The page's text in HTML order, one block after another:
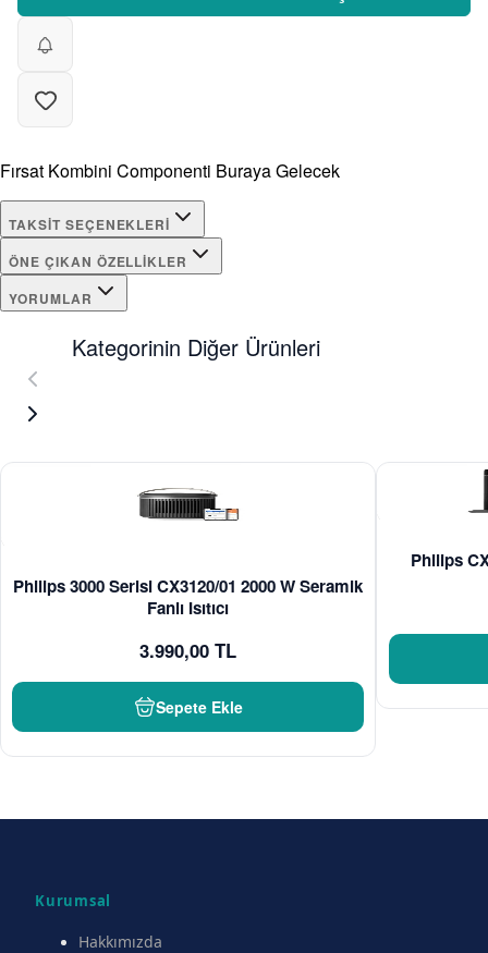
Fırsat Kombini Componenti Buraya Gelecek
TAKSIT SEÇENEKLERI
ÖNE ÇIKAN ÖZELLIKLER
YORUMLAR
Kategorinin Diğer Ürünleri
Philips 3000 Serisi CX3120/01 2000 W Seramik
Fanlı Isıtıcı
3.990,00 TL
Sepete Ekle
Philips
Kurumsal
Hakkımızda